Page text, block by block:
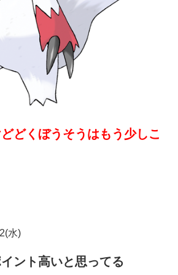
どくぼうそうはもう少しこ
水)
ント高いと思ってる